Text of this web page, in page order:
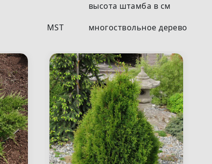
высота штамба в см
MST
многоствольное дерево